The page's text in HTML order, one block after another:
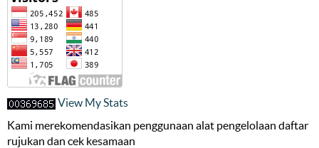
View My Stats
Kami merekomendasikan penggunaan alat pengelolaan daftar
rujukan dan cek kesamaan